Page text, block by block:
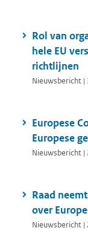
Rol van
hele EU
richtlijnen
Nieuwsbericht |
Europese
Europese
Nieuwsbericht |
Raad
over
Nieuwsbericht |